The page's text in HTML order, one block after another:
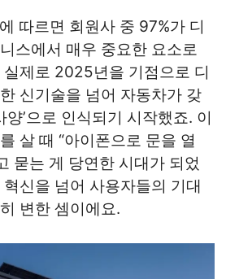
따르면 회원사 중 97%가 디
스에서 매우 중요한 요소로
실제로 2025년을 기점으로 디
신기술을 넘어 자동차가 갖
양’으로 인식되기 시작했죠. 이
살 때 “아이폰으로 문을 열
묻는 게 당연한 시대가 되었
신을 넘어 사용자들의 기대
변한 셈이에요.